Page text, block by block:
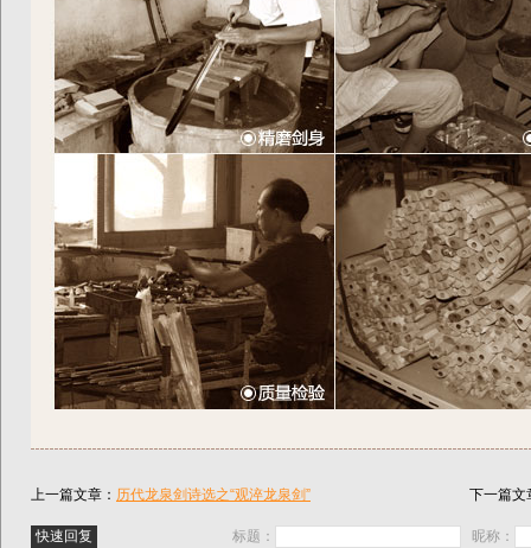
上一篇文章： 历代龙泉剑诗选之“观淬龙泉剑” 下一篇文
标题： 昵称：